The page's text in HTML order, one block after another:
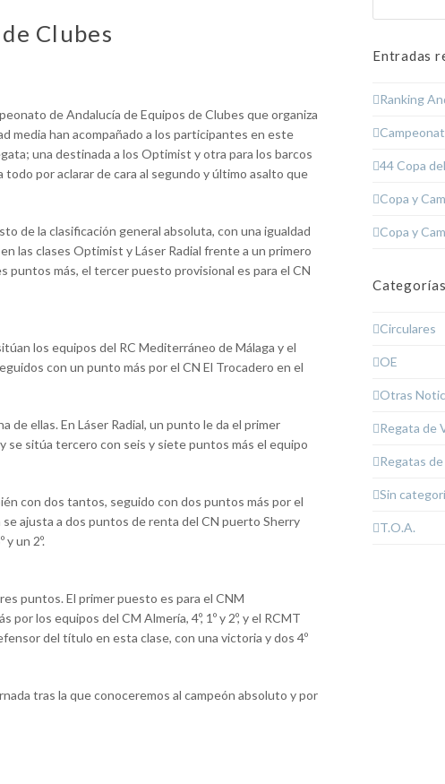
Clubes
de Andalucía de Equipos de Clubes que organiza
media han acompañado a los participantes en este
una destinada a los Optimist y otra para los barcos
todo por aclarar de cara al segundo y último asalto que
de la clasificación general absoluta, con una igualdad
las clases Optimist y Láser Radial frente a un primero
más, el tercer puesto provisional es para el CN
los equipos del RC Mediterráneo de Málaga y el
con un punto más por el CN El Trocadero en el
ellas. En Láser Radial, un punto le da el primer
se sitúa tercero con seis y siete puntos más el equipo
con dos tantos, seguido con dos puntos más por el
ajusta a dos puntos de renta del CN puerto Sherry
un 2º.
puntos. El primer puesto es para el CNM
los equipos del CM Almería, 4º, 1º y 2º, y el RCMT
del título en esta clase, con una victoria y dos 4º
tras la que conoceremos al campeón absoluto y por
Entradas
Ranking
44 Copa
Copa y
Copa y
Categorías
Circulares
OE
Otras
Regata de
Regatas
Sin
T.O.A.